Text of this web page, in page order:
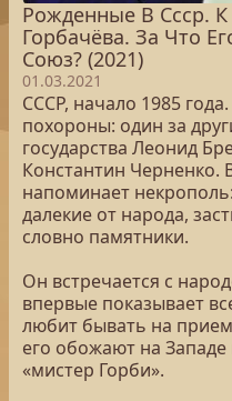
Рожденные В Ссср.
Горбачёва. За Что
Союз? (2021)
01.03.2021
СССР, начало 1985
похороны: один за
государства Леонид
Константин Черненко.
напоминает
далекие от народа,
словно памятники.
Он встречается с
впервые показывает
любит бывать на
его обожают на
«мистер Горби».